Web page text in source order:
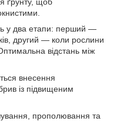
у два етапи: перший —
другий — коли рослини
відстань між
внесення
із підвищеним
прополювання та